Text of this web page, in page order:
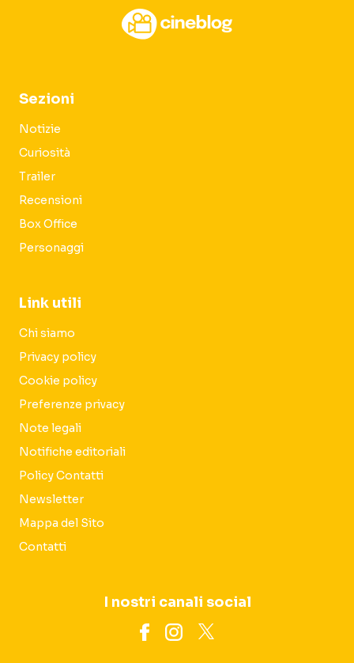
Sezioni
Notizie
Curiosità
Trailer
Recensioni
Box Office
Personaggi
Link utili
Chi siamo
Privacy policy
Cookie policy
Preferenze privacy
Note legali
Notifiche editoriali
Policy Contatti
Newsletter
Mappa del Sito
Contatti
I nostri canali social